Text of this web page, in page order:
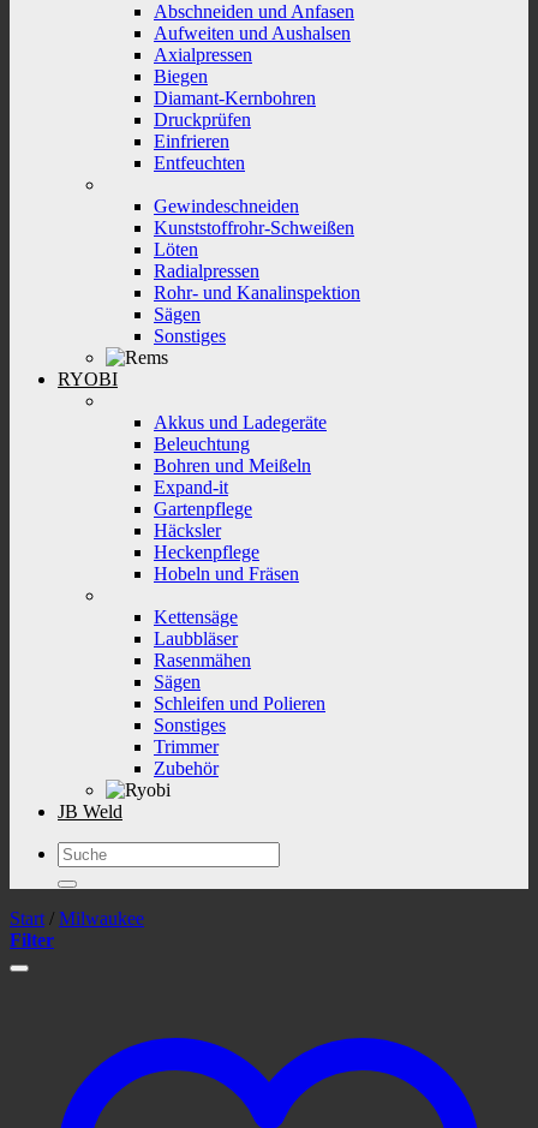
Abschneiden und Anfasen
Aufweiten und Aushalsen
Axialpressen
Biegen
Diamant-Kernbohren
Druckprüfen
Einfrieren
Entfeuchten
Gewindeschneiden
Kunststoffrohr-Schweißen
Löten
Radialpressen
Rohr- und Kanalinspektion
Sägen
Sonstiges
RYOBI
Akkus und Ladegeräte
Beleuchtung
Bohren und Meißeln
Expand-it
Gartenpflege
Häcksler
Heckenpflege
Hobeln und Fräsen
Kettensäge
Laubbläser
Rasenmähen
Sägen
Schleifen und Polieren
Sonstiges
Trimmer
Zubehör
JB Weld
Suchen
nach:
Start / Milwaukee
Filter